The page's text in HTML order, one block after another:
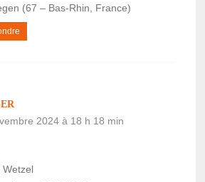
(67 – Bas-Rhin, France)
2024 à 18 h 18 min
Wetzel